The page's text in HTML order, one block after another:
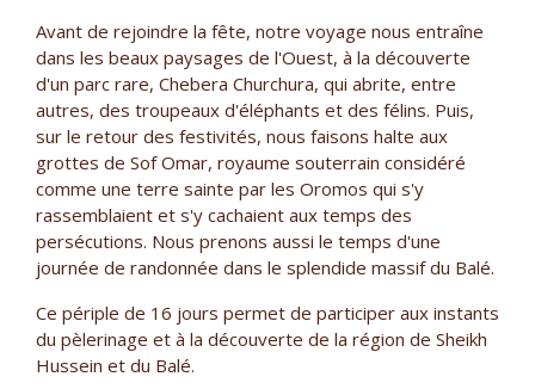
Avant de rejoindre la fête, notre voyage nous entraîne
dans les beaux paysages de l'Ouest, à la découverte
d'un parc rare, Chebera Churchura, qui abrite, entre
autres, des troupeaux d'éléphants et des félins. Puis,
sur le retour des festivités, nous faisons halte aux
grottes de Sof Omar, royaume souterrain considéré
comme une terre sainte par les Oromos qui s'y
rassemblaient et s'y cachaient aux temps des
persécutions. Nous prenons aussi le temps d'une
journée de randonnée dans le splendide massif du Balé.
Ce périple de 16 jours permet de participer aux instants
du pèlerinage et à la découverte de la région de Sheikh
Hussein et du Balé.